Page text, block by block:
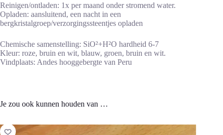
Reinigen/ontladen: 1x per maand onder stromend water.
Opladen: aansluitend, een nacht in een
bergkristalgroep/verzorgingssteentjes opladen
Chemische samenstelling: SiO²+H²O hardheid 6-7
Kleur: roze, bruin en wit, blauw, groen, bruin en wit.
Vindplaats: Andes hooggebergte van Peru
Je zou ook kunnen houden van …